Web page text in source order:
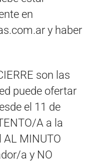
en
y haber
son las
puede ofertar
el 11 de
A a la
AL MINUTO
a y NO